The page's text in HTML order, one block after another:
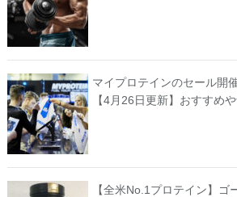
マイプロテインのセール開
【4月26日更新】おすすめ
【全米No.1プロテイン】